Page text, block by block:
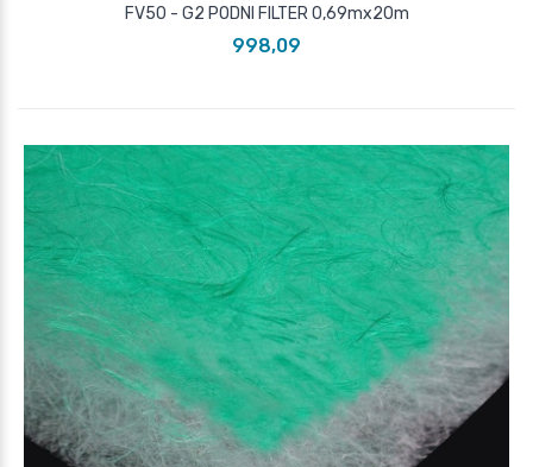
FV50 - G2 PODNI FILTER 0,69mx20m
998,09